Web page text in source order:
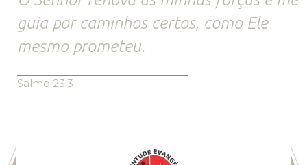
guia por caminhos certos, como Ele
mesmo prometeu.
Salmo 23.3